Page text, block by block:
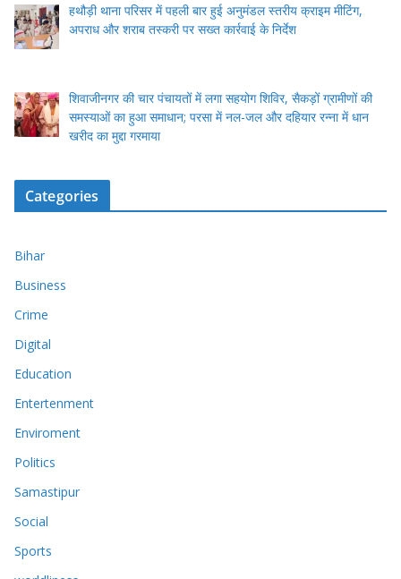
हथौड़ी थाना परिसर में पहली बार हुई अनुमंडल स्तरीय क्राइम मीटिंग,
अपराध और शराब तस्करी पर सख्त कार्रवाई के निर्देश
शिवाजीनगर की चार पंचायतों में लगा सहयोग शिविर, सैकड़ों ग्रामीणों की
समस्याओं का हुआ समाधान; परसा में नल-जल और दहियार रन्ना में धान
खरीद का मुद्दा गरमाया
Categories
Bihar
Business
Crime
Digital
Education
Entertenment
Enviroment
Politics
Samastipur
Social
Sports